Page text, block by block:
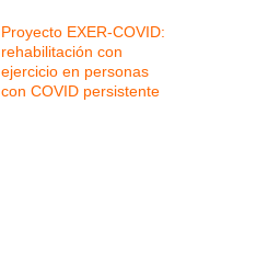
Proyecto EXER-COVID:
rehabilitación con
ejercicio en personas
con COVID persistente